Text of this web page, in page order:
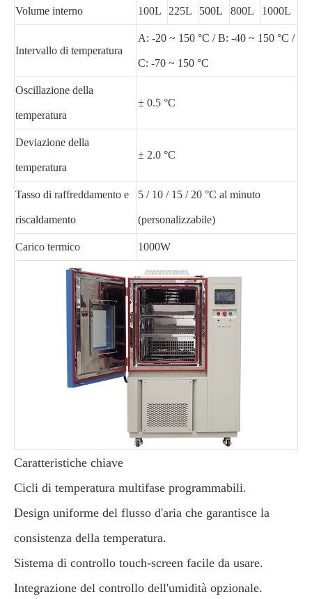
Volume interno 100L 225L 500L 800L 1000L
Intervallo di temperatura
A: -20 ~ 150 °C / B: -40 ~ 150 °C /
C: -70 ~ 150 °C
Oscillazione della
temperatura
± 0.5 °C
Deviazione della
temperatura
± 2.0 °C
Tasso di raffreddamento e
riscaldamento
5 / 10 / 15 / 20 °C al minuto
(personalizzabile)
Carico termico 1000W
Caratteristiche chiave
Cicli di temperatura multifase programmabili.
Design uniforme del flusso d'aria che garantisce la
consistenza della temperatura.
Sistema di controllo touch-screen facile da usare.
Integrazione del controllo dell'umidità opzionale.